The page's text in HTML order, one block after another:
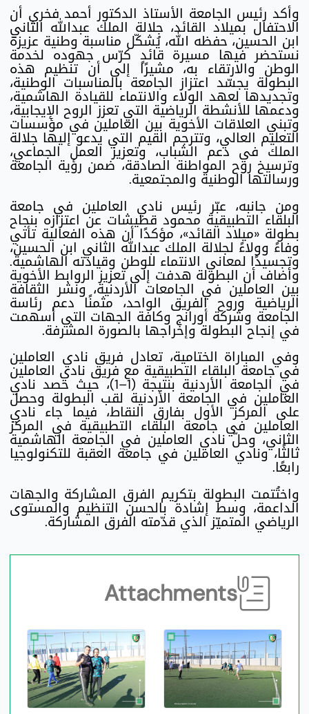
وأكد رئيس الجامعة الأستاذ الدكتور أحمد فخري أن
الاحتفال بميلاد القائد، جلالة الملك عبدالله الثاني
ابن الحسين، حفظه الله، يُشكّل مناسبة وطنية عزيزة
نستحضر فيها مسيرة قائدٍ كرّس جهوده لخدمة
الوطن والارتقاء به، مشيرًا إلى أن تنظيم هذه
البطولة يجسّد اعتزاز الجامعة بالمناسبات الوطنية،
وتجديدها لعهد الولاء والانتماء للقيادة الهاشمية،
ودعمها للأنشطة الرياضية التي تعزز الروح الإيجابية،
وتبني العلاقات الأخوية بين العاملين في مؤسسات
التعليم العالي، وتترجم القيم التي يدعو إليها جلالة
الملك في دعم الشباب، وتعزيز العمل الجماعي،
وترسيخ روح المواطنة الصادقة، ضمن رؤية الجامعة
ورسالتها الوطنية والمجتمعية.
ومن جانبه، عبّر رئيس نادي العاملين في جامعة
البلقاء التطبيقية محمود قطيشات عن اعتزازه بنجاح
بطولة «ميلاد القائد»، مؤكدًا أن هذه الفعالية تأتي
وفاءً وولاءً لجلالة الملك عبدالله الثاني ابن الحسين،
وتجسيدًا لمعاني الانتماء للوطن وقيادته الهاشمية.
وأضاف أن البطولة هدفت إلى تعزيز الروابط الأخوية
بين العاملين في الجامعات الأردنية، ونشر الثقافة
الرياضية وروح الفريق الواحد، مثمنًا دعم رئاسة
الجامعة وشركة أورانج وكافة الجهات التي أسهمت
في إنجاح البطولة وإخراجها بالصورة المشرفة.
وفي المباراة الختامية، تعادل فريق نادي العاملين
في جامعة البلقاء التطبيقية مع فريق نادي العاملين
في الجامعة الأردنية بنتيجة (1–1)، حيث حصد نادي
العاملين في الجامعة الأردنية لقب البطولة وحصل
على المركز الأول بفارق النقاط، فيما جاء نادي
العاملين في جامعة البلقاء التطبيقية في المركز
الثاني، وحلّ نادي العاملين في الجامعة الهاشمية
ثالثًا، ونادي العاملين في جامعة العقبة للتكنولوجيا
رابعًا.
واختُتمت البطولة بتكريم الفرق المشاركة والجهات
الداعمة، وسط إشادة بالحسن التنظيم والمستوى
الرياضي المتميّز الذي قدّمته الفرق المشاركة.
Attachments